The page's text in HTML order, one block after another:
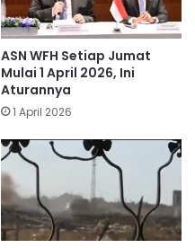
ASN WFH Setiap Jumat
Mulai 1 April 2026, Ini
Aturannya
1 April 2026